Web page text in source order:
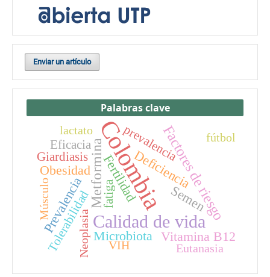
Enviar un artículo
Palabras clave
Colombia
Calidad de vida
Factores de riesgo
Metformina
Microbiota
Obesidad
Semen
Fertilidad
Prevalencia
Vitamina B12
Deficiencia
fatiga
Giardiasis
Eficacia
Tolerabilidad
prevalencia
VIH
Músculo
fútbol
lactato
Eutanasia
Neoplasia